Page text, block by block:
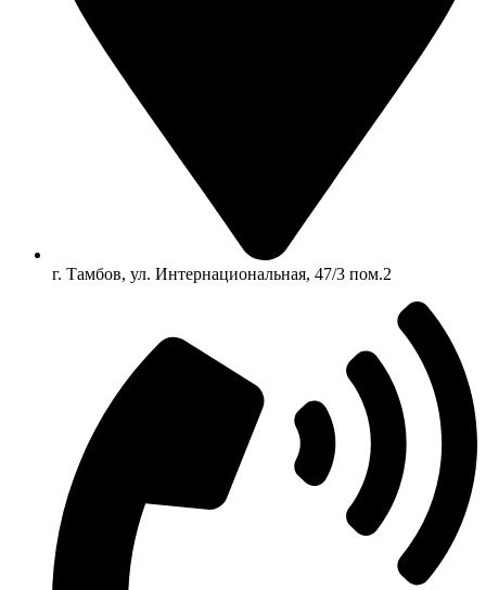
г. Тамбов, ул. Интернациональная, 47/3 пом.2